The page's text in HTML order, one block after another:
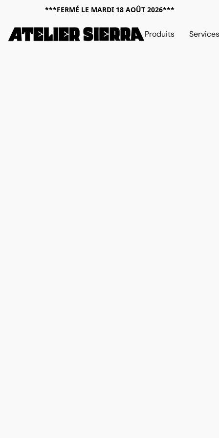
***FERMÉ LE MARDI 18 AOÛT 2026***
Produits Services